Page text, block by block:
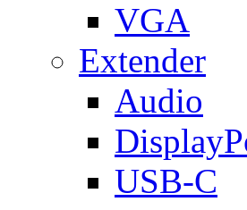
VGA
Extender
Audio
USB-C